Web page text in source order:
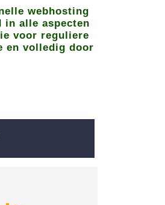
webhosting
alle aspecten
voor reguliere
en volledig door